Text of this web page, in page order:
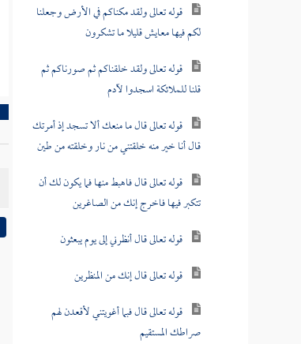
قوله تعالى ولقد مكناكم في الأرض وجعلنا
لكم فيها معايش قليلا ما تشكرون
قوله تعالى ولقد خلقناكم ثم صورناكم ثم
قلنا للملائكة اسجدوا لآدم
قوله تعالى قال ما منعك ألا تسجد إذ أمرتك
قال أنا خير منه خلقتني من نار وخلقته من طين
قوله تعالى قال فاهبط منها فما يكون لك أن
تتكبر فيها فاخرج إنك من الصاغرين
قوله تعالى قال أنظرني إلى يوم يبعثون
قوله تعالى قال إنك من المنظرين
قوله تعالى قال فبما أغويتني لأقعدن لهم
صراطك المستقيم